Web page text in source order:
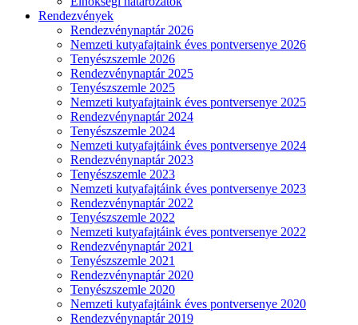
Rendezvények
Rendezvénynaptár 2026
Nemzeti kutyafajtaink éves pontversenye 2026
Tenyészszemle 2026
Rendezvénynaptár 2025
Tenyészszemle 2025
Nemzeti kutyafajtaink éves pontversenye 2025
Rendezvénynaptár 2024
Tenyészszemle 2024
Nemzeti kutyafajtáink éves pontversenye 2024
Rendezvénynaptár 2023
Tenyészszemle 2023
Nemzeti kutyafajtáink éves pontversenye 2023
Rendezvénynaptár 2022
Tenyészszemle 2022
Nemzeti kutyafajtáink éves pontversenye 2022
Rendezvénynaptár 2021
Tenyészszemle 2021
Rendezvénynaptár 2020
Tenyészszemle 2020
Nemzeti kutyafajtáink éves pontversenye 2020
Rendezvénynaptár 2019